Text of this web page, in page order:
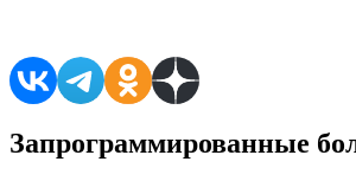
Запрограммированные